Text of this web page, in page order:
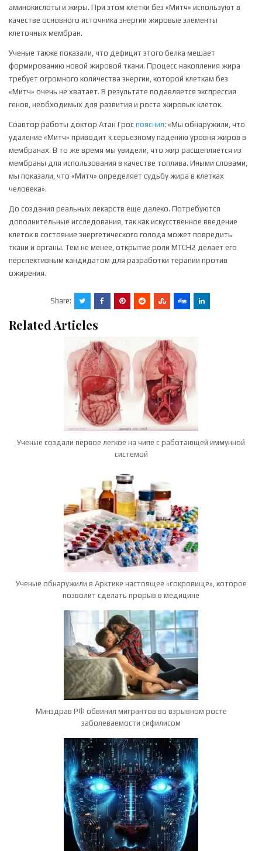
аминокислоты и жиры. При этом клетки без «Митч» используют в
качестве основного источника энергии жировые элементы
клеточных мембран.
Ученые также показали, что дефицит этого белка мешает
формированию новой жировой ткани. Процесс накопления жира
требует огромного количества энергии, которой клеткам без
«Митч» очень не хватает. В результате подавляется экспрессия
генов, необходимых для развития и роста жировых клеток.
Соавтор работы доктор Атан Грос пояснил: «Мы обнаружили, что
удаление «Митч» приводит к серьезному падению уровня жиров в
мембранах. В то же время мы увидели, что жир расщепляется из
мембраны для использования в качестве топлива. Иными словами,
мы показали, что «Митч» определяет судьбу жира в клетках
человека».
До создания реальных лекарств еще далеко. Потребуются
дополнительные исследования, так как искусственное введение
клеток в состояние энергетического голода может повредить
ткани и органы. Тем не менее, открытие роли MTCH2 делает его
перспективным кандидатом для разработки терапии против
ожирения.
Share:
Related Articles
Ученые создали первое легкое на чипе с работающей иммунной
системой
Ученые обнаружили в Арктике настоящее «сокровище», которое
позволит сделать прорыв в медицине
Минздрав РФ обвинил мигрантов во взрывном росте
заболеваемости сифилисом